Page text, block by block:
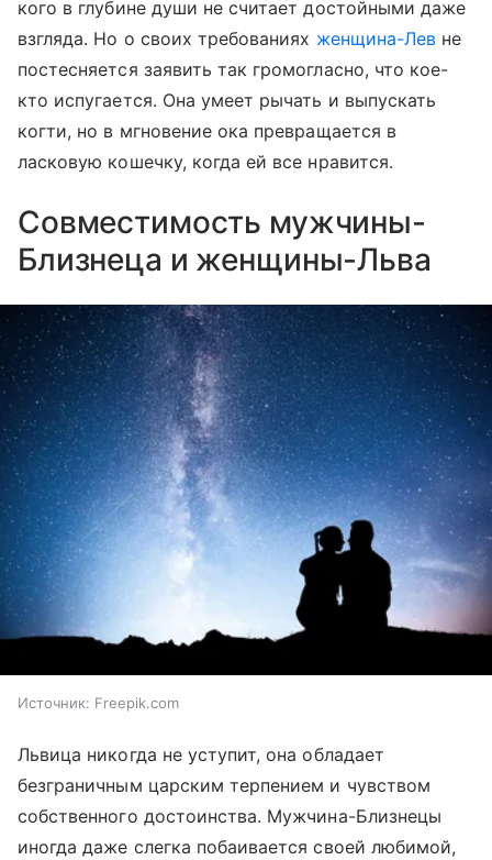
кого в глубине души не считает достойными даже
взгляда. Но о своих требованиях женщина-Лев не
постесняется заявить так громогласно, что кое-
кто испугается. Она умеет рычать и выпускать
когти, но в мгновение ока превращается в
ласковую кошечку, когда ей все нравится.
Совместимость мужчины-
Близнеца и женщины-Льва
Источник: Freepik.com
Львица никогда не уступит, она обладает
безграничным царским терпением и чувством
собственного достоинства. Мужчина-Близнецы
иногда даже слегка побаивается своей любимой,